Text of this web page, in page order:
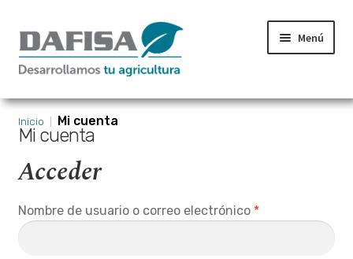
Ir
a
la
Ir
al
contenido
Menú
Inicio
Aviso Legal
Carrito
Condiciones de compra
Inicio Mi cuenta
Mi cuenta
Acceder
Nombre de usuario o correo electrónico *Obligatorio